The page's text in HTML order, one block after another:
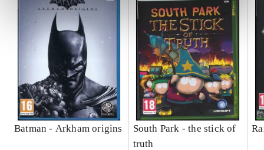
Batman - Arkham origins
South Park - the stick of
truth